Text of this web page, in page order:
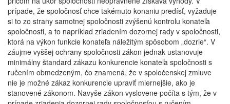
prípade, že spoločnosť chce takémuto konaniu predísť, vyžaduje
si to zo strany samotnej spoločnosti zvýšenú kontrolu konateľa
spoločnosti, a to napríklad zriadením dozornej rady v spoločnosti,
ktorá na výkon funkcie konateľa náležitým spôsobom „dozrie“. V
záujme vyššej ochrany spoločnosti zákon jednak ustanovuje
minimálny štandard zákazu konkurencie konateľa spoločnosti s
ručením obmedzeným, čo znamená, že v spoločenskej zmluve
nie je možné zákaz konkurencie upraviť miernejšie, ako je
stanovené zákonom. Navyše zákon vyslovene počíta s tým, že v